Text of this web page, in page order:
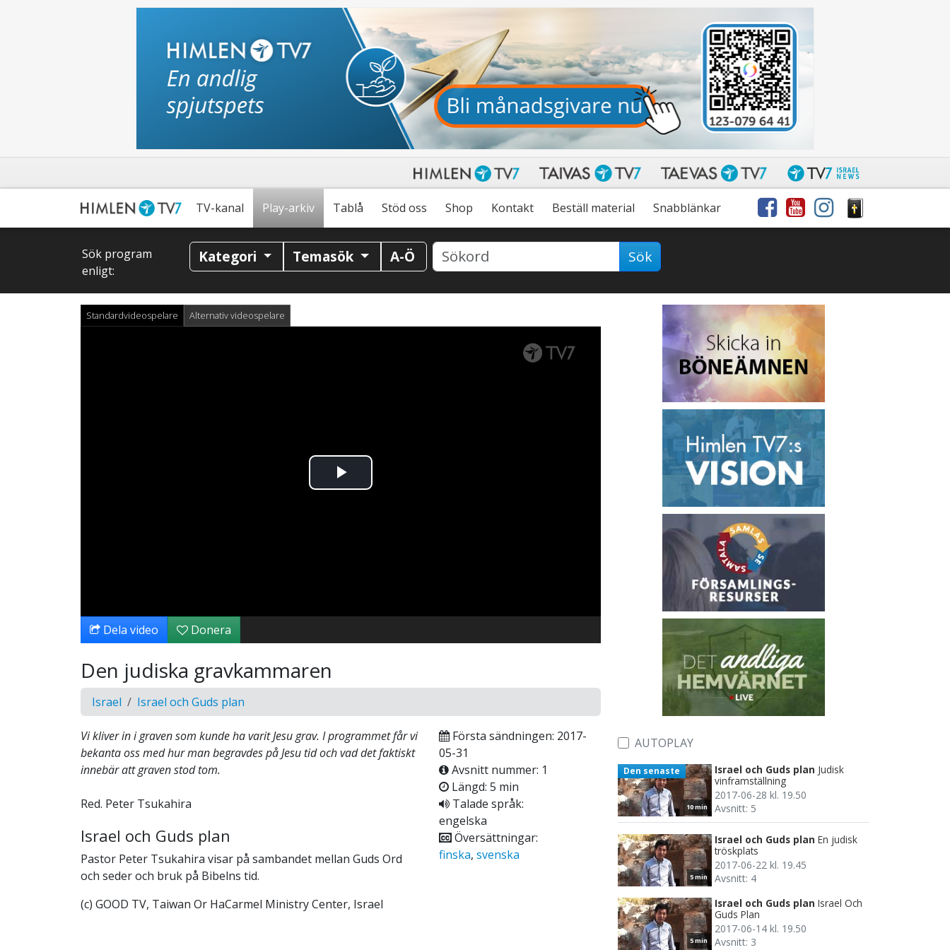
TV-kanal Play-arkiv Tablå Stöd oss Shop Kontakt Beställ material Snabblänkar
Sök program
enligt:
Kategori Temasök A-Ö Sök
Standardvideospelare Alternativ videospelare
Spela
Dela video Donera
Den judiska gravkammaren
Israel Israel och Guds plan
Vi kliver in i graven som kunde ha varit Jesu grav. I programmet får vi
bekanta oss med hur man begravdes på Jesu tid och vad det faktiskt
innebär att graven stod tom.
Red. Peter Tsukahira
Israel och Guds plan
Pastor Peter Tsukahira visar på sambandet mellan Guds Ord
och seder och bruk på Bibelns tid.
(c) GOOD TV, Taiwan Or HaCarmel Ministry Center, Israel
Första sändningen: 2017-
05-31
Avsnitt nummer: 1
Längd: 5 min
Talade språk:
engelska
Översättningar:
finska, svenska
AUTOPLAY
10 min
Den senaste Israel och Guds plan Judisk
vinframställning
2017-06-28 kl. 19.50
Avsnitt: 5
5 min
Israel och Guds plan En judisk
tröskplats
2017-06-22 kl. 19.45
Avsnitt: 4
5 min
Israel och Guds plan Israel Och
Guds Plan
2017-06-14 kl. 19.50
Avsnitt: 3